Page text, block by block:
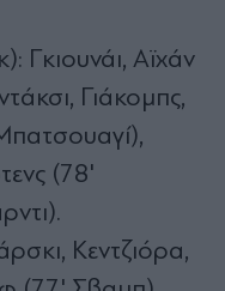
Αϊχάν
Γιάκομπς,
(78'
Κεντζιόρα,